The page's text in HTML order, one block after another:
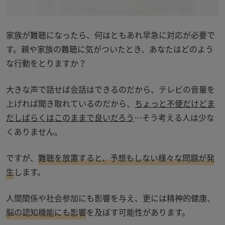
家族が難聴になったら、何はともあれ早急に対応が必要で
す。親や家族の難聴に気がついたとき、あなたはどのよう
な行動をとりますか？
大きな声で話せば会話はできるのだから、テレビの音量を
上げれば聞き取れているのだから、 ちょっと不便だけどま
だしばらくはこのままで良いだろう …そう考える人は少な
くありません。
ですが、 難聴を放置すると、予想もしない様々な問題が発
生します。
人間関係や社会参加にも影響を与え、更には精神的健康、
脳の認知機能にも影響を及ぼす可能性があります。